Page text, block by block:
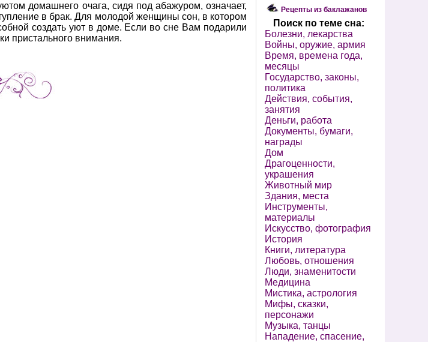
домашнего очага, сидя под абажуром, означает,
в брак. Для молодой женщины сон, в котором
создать уют в доме. Если во сне Вам подарили
пристального внимания.
Рецепты из баклажанов
Поиск по теме сна:
Болезни, лекарства
Войны, оружие, армия
Время, времена года,
месяцы
Государство, законы,
политика
Действия, события,
занятия
Деньги, работа
Документы, бумаги,
награды
Дом
Драгоценности,
украшения
Животный мир
Здания, места
Инструменты,
материалы
Искусство, фотография
История
Книги, литература
Любовь, отношения
Люди, знаменитости
Медицина
Мистика, астрология
Мифы, сказки,
персонажи
Музыка, танцы
Нападение, спасение,